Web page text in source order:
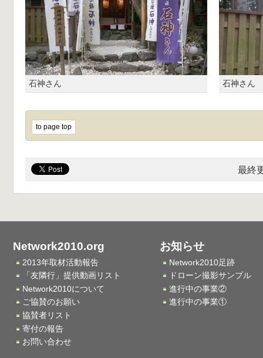
石神さん 石神さん
to page top
最終
Network2010.org
2013年取材活動報告
「友隣行」提供動画リスト
Network2010について
ご協賛のお願い
協賛者リスト
寄付の報告
お問い合わせ
お知らせ
Network2010足跡
ドローン撮影サンプル
進行中の事業②
進行中の事業①